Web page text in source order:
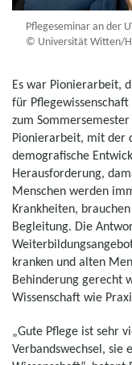
Pflegeseminar an der
© Universität Witten/
Es war Pionierarbeit,
für
zum
Pionierarbeit, mit der
demografische
Herausforderung,
Menschen werden
Krankheiten,
Begleitung. Die
kranken und alten
Behinderung gerecht
Wissenschaft wie
„Gute Pflege ist sehr
Verbandswechsel, sie